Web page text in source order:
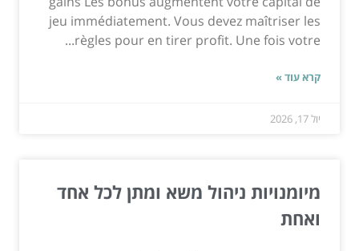
jeu immédiatement. Vous devez maîtriser les
règles pour en tirer profit. Une fois votre...
קרא עוד »
יול 17, 2026
מיומנויות ניהול משא ומתן לכל אחד
ואחת